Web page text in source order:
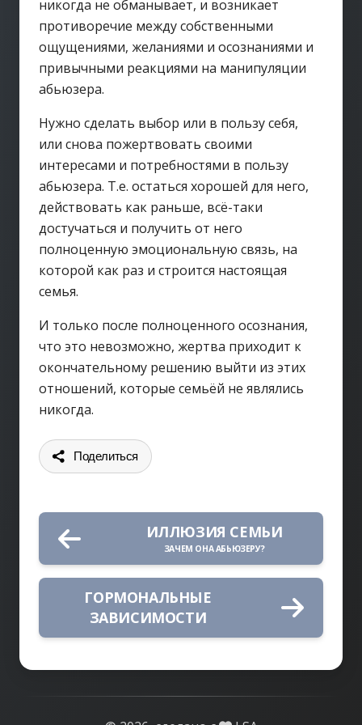
никогда не обманывает, и возникает
противоречие между собственными
ощущениями, желаниями и осознаниями и
привычными реакциями на манипуляции
абьюзера.
Нужно сделать выбор или в пользу себя,
или снова пожертвовать своими
интересами и потребностями в пользу
абьюзера. Т.е. остаться хорошей для него,
действовать как раньше, всё-таки
достучаться и получить от него
полноценную эмоциональную связь, на
которой как раз и строится настоящая
семья.
И только после полноценного осознания,
что это невозможно, жертва приходит к
окончательному решению выйти из этих
отношений, которые семьёй не являлись
никогда.
Поделиться
ИЛЛЮЗИЯ СЕМЬИ
ЗАЧЕМ ОНА АБЬЮЗЕРУ?
ГОРМОНАЛЬНЫЕ
ЗАВИСИМОСТИ